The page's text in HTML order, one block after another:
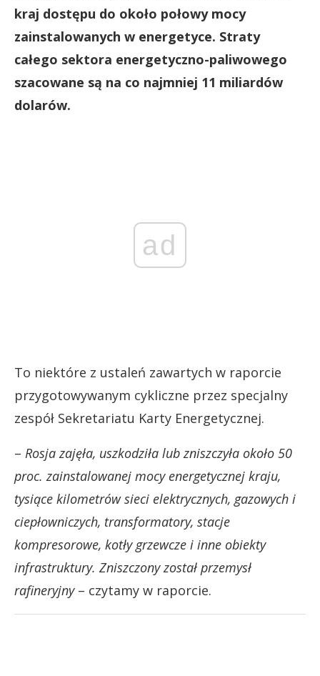
kraj dostępu do około połowy mocy
zainstalowanych w energetyce. Straty
całego sektora energetyczno-paliwowego
szacowane są na co najmniej 11 miliardów
dolarów.
ad
To niektóre z ustaleń zawartych w raporcie
przygotowywanym cykliczne przez specjalny
zespół Sekretariatu Karty Energetycznej.
– Rosja zajęła, uszkodziła lub zniszczyła około 50
proc. zainstalowanej mocy energetycznej kraju,
tysiące kilometrów sieci elektrycznych, gazowych i
ciepłowniczych, transformatory, stacje
kompresorowe, kotły grzewcze i inne obiekty
infrastruktury. Zniszczony został przemysł
rafineryjny– czytamy w raporcie.